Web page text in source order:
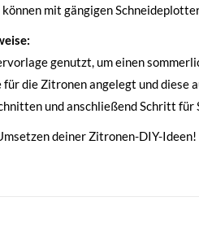
können mit gängigen
genutzt, um einen
die Zitronen angelegt und
und anschließend Schritt
deiner Zitronen-DIY-Ideen!